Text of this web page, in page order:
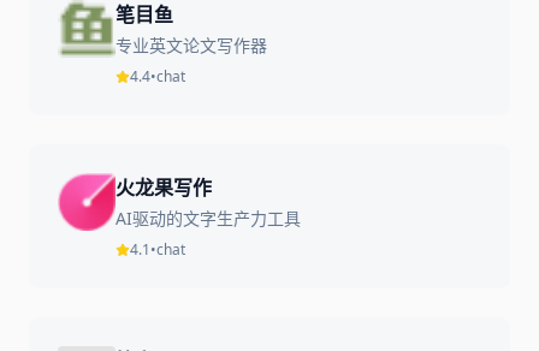
笔目鱼
专业英文论文写作器
4.4•chat
火龙果写作
AI驱动的文字生产力工具
4.1•chat